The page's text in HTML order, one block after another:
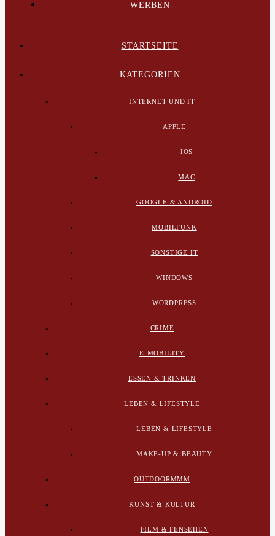
WERBEN
STARTSEITE
KATEGORIEN
INTERNET UND IT
APPLE
IOS
MAC
GOOGLE & ANDROID
MOBILFUNK
SONSTIGE IT
WINDOWS
WORDPRESS
CRIME
E-MOBILITY
ESSEN & TRINKEN
LEBEN & LIFESTYLE
LEBEN & LIFESTYLE
MAKE-UP & BEAUTY
OUTDOORMMM
KUNST & KULTUR
FILM & FENSEHEN